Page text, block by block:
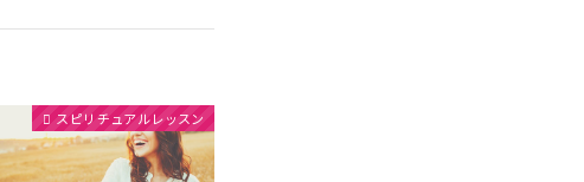
スピリチュアルレッスン